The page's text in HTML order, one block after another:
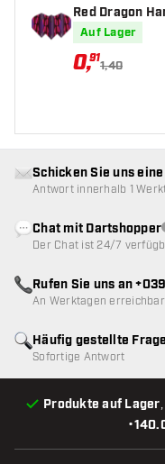
Red Dragon
ardrop - Dart
Auf Lager
0,91
1,40
•
Produkte auf Lager
Häufig gestellte
Sofortige Antwort
Schicken Sie uns
Antwort innerhalb 1
Chat mit Dartshopper
Der Chat ist 24/7
Rufen Sie uns an
An Werktagen